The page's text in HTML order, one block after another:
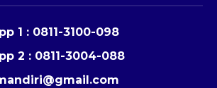
1 : 0811-3100-098
2 : 0811-3004-088